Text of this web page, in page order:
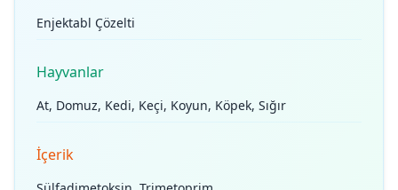
Enjektabl Çözelti
Hayvanlar
At, Domuz, Kedi, Keçi, Koyun, Köpek, Sığır
İçerik